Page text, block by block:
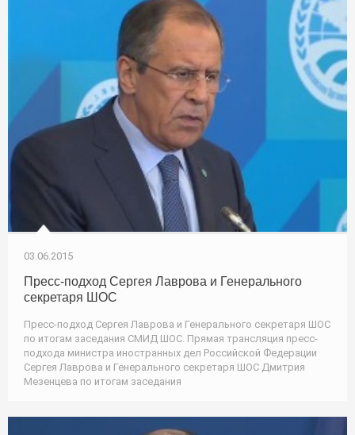
03.06.2015
Пресс-подход Сергея Лаврова и Генерального
секретаря ШОС
Пресс-подход Сергея Лаврова и Генерального секретаря ШОС
по итогам заседания СМИД ШОС. Прямая трансляция пресс-
подхода министра иностранных дел Российской Федерации
Сергея Лаврова и Генерального секретаря ШОС Дмитрия
Мезенцева по итогам заседания